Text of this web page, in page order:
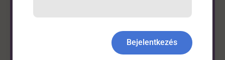
Látta már?
A DrHírek oldal alapvető célja az
Bejelentkezés